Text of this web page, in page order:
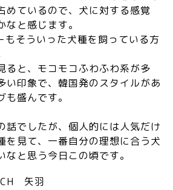
めているので、犬に対する感覚
と感じます。
もそういった犬種を飼っている方
ると、モコモコふわふわ系が多
い印象で、韓国発のスタイルがあ
盛んです。
話でしたが、個人的には人気だけ
を見て、一番自分の理想に合う犬
と思う今日この頃です。
矢羽